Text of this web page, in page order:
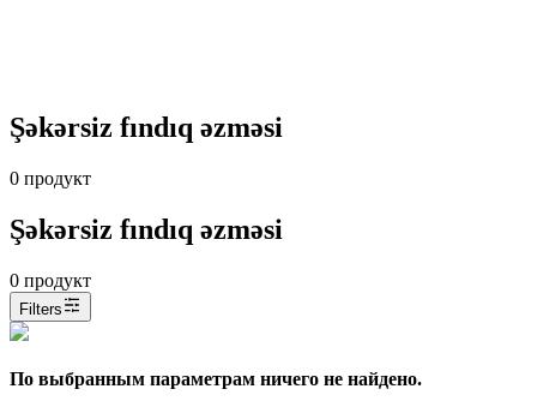
Şəkərsiz fındıq əzməsi
0 продукт
Şəkərsiz fındıq əzməsi
0 продукт
Filters
По выбранным параметрам ничего не найдено.